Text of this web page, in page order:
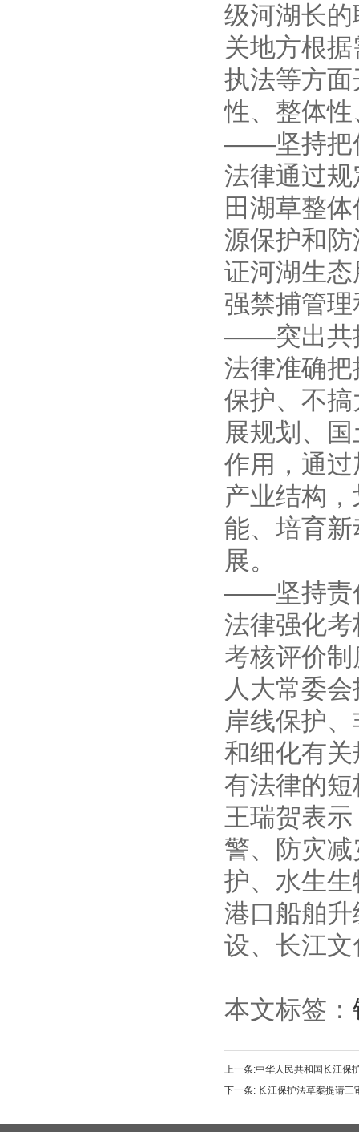
级河湖长
关地方根
执法等方
性、整体
——坚持把
法律通过
田湖草整
源保护和
证河湖生
强禁捕管
——突出共
法律准确
保护、不搞
展规划、
作用，通
产业结构
能、培育
展。
——坚持责
法律强化
考核评价
人大常委
岸线保护
和细化有
有法律的
王瑞贺表
警、防灾
护、水生
港口船舶
设、长江
本文标签：
上一条:中华人民共和国长江保
下一条: 长江保护法草案提请三